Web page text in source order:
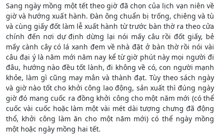
Sang ngày mồng một tết theo giờ đã chọn của lịch vạn niên về
giờ và hướng xuất hành. Đàn ông chuẩn bị trống, chiêng và tù
và cùng giấy đốt làm lễ xuất hành từ trước bàn thờ ra theo cửa
chính đến nơi dự định dừng lại nói mấy câu rồi đốt giấy, bẻ
mấy cành cây có lá xanh đem về nhà đặt ở bàn thờ rồi nói vài
câu đại ý là năm mới năm nay kể từ giờ phút này mọi người đi
đâu, hướng nào đều tốt lành, đi không về có, con người mạnh
khỏe, làm gì cũng may mắn và thành đạt. Tùy theo sách ngày
và giờ nào tốt cho khởi công lao động, sản xuất thì đúng ngày
giờ đó mang cuốc ra đồng khởi công cho một năm mới (có thể
cuốc vài cuốc hoặc làm một vài mét dài tượng chưng đã động
thổ, khởi công làm ăn cho một năm mới) có thể ngày mồng
một hoặc ngày mồng hai tết.